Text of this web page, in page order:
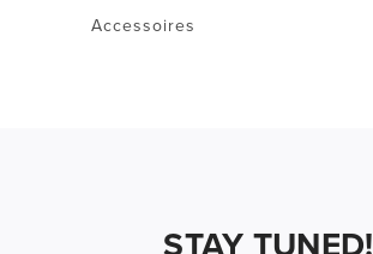
Accessoires